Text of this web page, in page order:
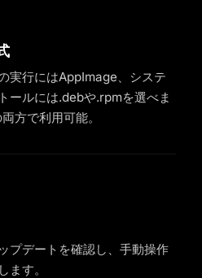
実行にはAppImage、システ
ールには.debや.rpmを選べま
方で利用可能。
プデートを確認し、手動操作
ます。